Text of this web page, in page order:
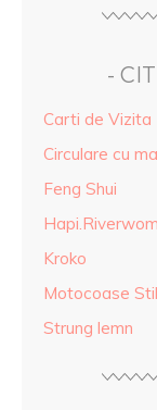
-
Carti de Vizita
Circulare cu
Feng Shui
Kroko
Motocoase
Strung lemn